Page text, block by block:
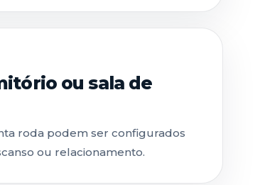
ou sala de
roda podem ser configurados
ou relacionamento.